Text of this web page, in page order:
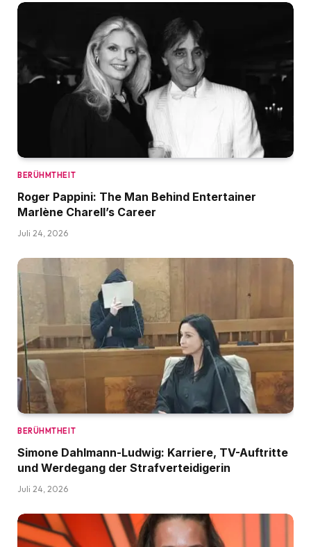
BERÜHMTHEIT
Roger Pappini: The Man Behind Entertainer
Marlène Charell’s Career
Juli 24, 2026
BERÜHMTHEIT
Simone Dahlmann-Ludwig: Karriere, TV-Auftritte
und Werdegang der Strafverteidigerin
Juli 24, 2026